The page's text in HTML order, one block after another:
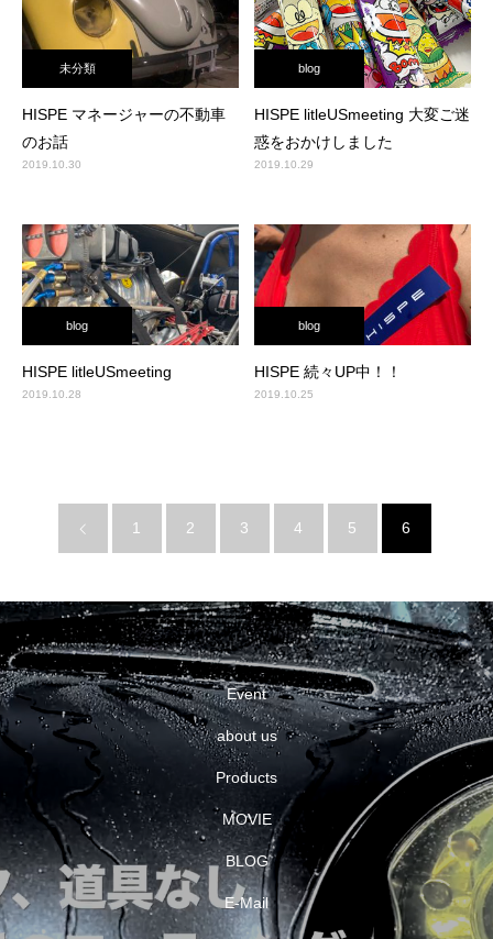
未分類
HISPE マネージャーの不動車
のお話
2019.10.30
blog
HISPE litleUSmeeting 大変ご迷
惑をおかけしました
2019.10.29
blog
HISPE litleUSmeeting
2019.10.28
blog
HISPE 続々UP中！！
2019.10.25
1 2 3 4 5 6
Event
about us
Products
MOVIE
BLOG
E-Mail